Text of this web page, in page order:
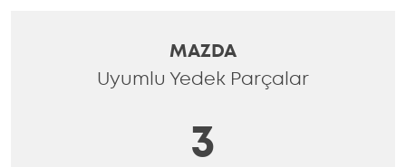
MAZDA
Uyumlu Yedek Parçalar
3